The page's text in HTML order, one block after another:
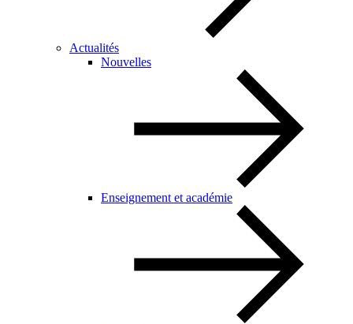
Actualités
Nouvelles
Enseignement et académie